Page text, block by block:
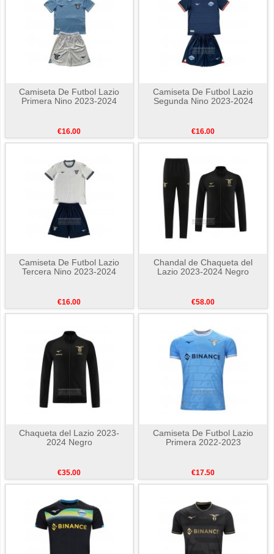
Camiseta De Futbol Lazio
Primera Nino 2023-2024
€16.00
Camiseta De Futbol Lazio
Segunda Nino 2023-2024
€16.00
Camiseta De Futbol Lazio
Tercera Nino 2023-2024
€16.00
Chandal de Chaqueta del
Lazio 2023-2024 Negro
€58.00
Chaqueta del Lazio 2023-
2024 Negro
€35.00
Camiseta De Futbol Lazio
Primera 2022-2023
€17.50